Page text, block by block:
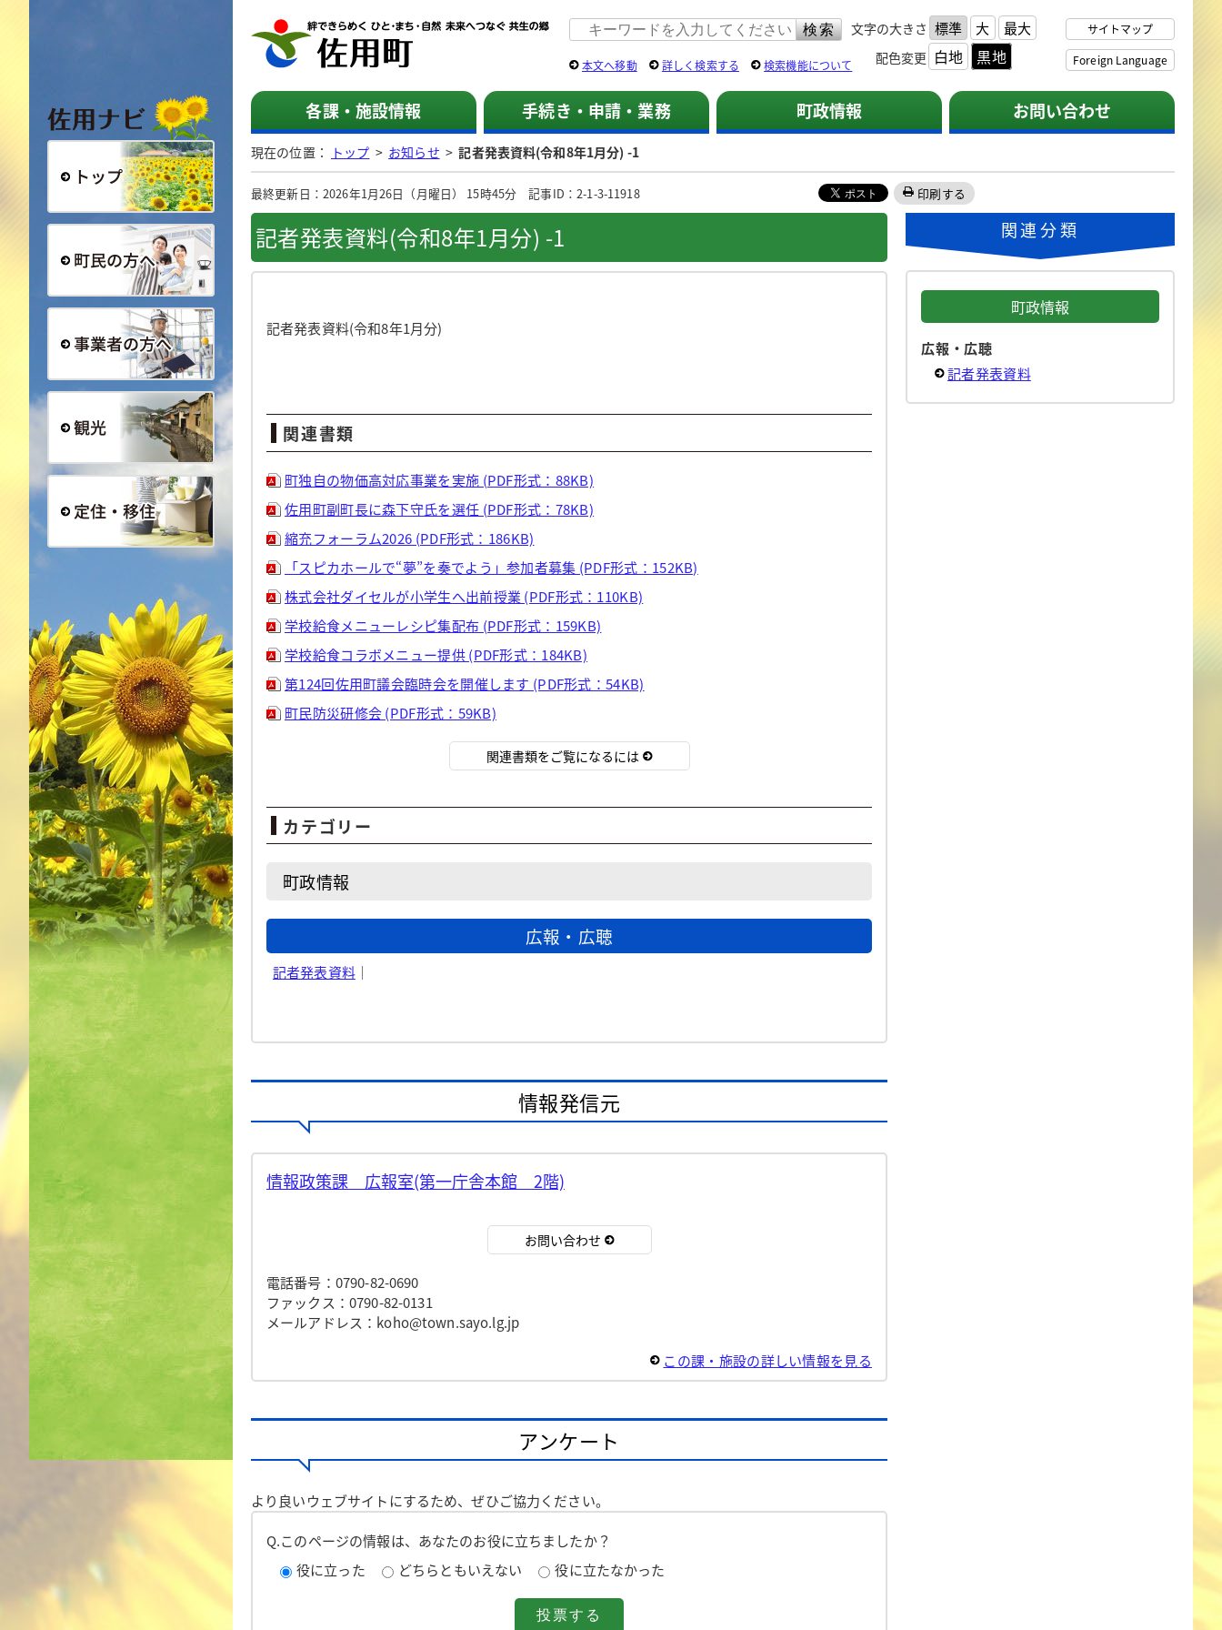
総合トップ
事業者の方へ
定住・移住
佐用町 公式ホームページ 文字の大きさ 標準 大 最大
配色変更 白地 黒地
サイトマップ
Foreign Language
本文へ移動 詳しく検索する 検索機能について
各課・施設情報 手続き・申請・業務 町政情報 お問い合わせ
現在の位置： トップ > お知らせ >記者発表資料(令和8年1月分) -1
最終更新日：2026年1月26日（月曜日） 15時45分 記事ID：2-1-3-11918 印刷する
記者発表資料(令和8年1月分) -1
記者発表資料(令和8年1月分)
関連書類
町独自の物価高対応事業を実施 (PDF形式：88KB)
佐用町副町長に森下守氏を選任 (PDF形式：78KB)
縮充フォーラム2026 (PDF形式：186KB)
「スピカホールで“夢”を奏でよう」参加者募集 (PDF形式：152KB)
株式会社ダイセルが小学生へ出前授業 (PDF形式：110KB)
学校給食メニューレシピ集配布 (PDF形式：159KB)
学校給食コラボメニュー提供 (PDF形式：184KB)
第124回佐用町議会臨時会を開催します (PDF形式：54KB)
町民防災研修会 (PDF形式：59KB)
関連書類をご覧になるには
カテゴリー
町政情報
広報・広聴
記者発表資料｜
情報発信元
情報政策課 広報室(第一庁舎本館 2階)
お問い合わせ
電話番号：0790-82-0690
ファックス：0790-82-0131
メールアドレス：koho@town.sayo.lg.jp
この課・施設の詳しい情報を見る
アンケート
より良いウェブサイトにするため、ぜひご協力ください。
Q.このページの情報は、あなたのお役に立ちましたか？
役に立った
どちらともいえない 役に立たなかった
関連分類
町政情報
広報・広聴
記者発表資料